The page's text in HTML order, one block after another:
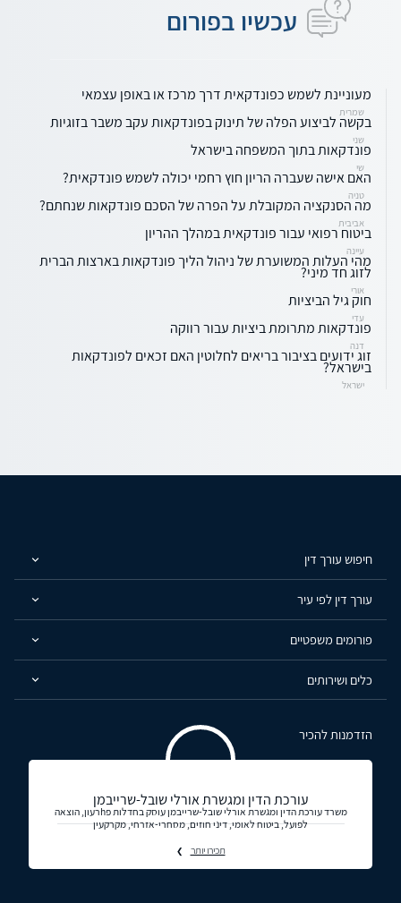
עכשיו בפורום
מעוניינת לשמש כפונדקאית דרך מרכז או באופן עצמאי
שמרית
בקשה לביצוע הפלה של תינוק בפונדקאות עקב משבר בזוגיות
שני
פונדקאות בתוך המשפחה בישראל
שי
האם אישה שעברה הריון חוץ רחמי יכולה לשמש פונדקאית?
טניה
מה הסנקציה המקובלת על הפרה של הסכם פונדקאות שנחתם?
אביבית
ביטוח רפואי עבור פונדקאית במהלך ההריון
עיינה
מהי העלות המשוערת של ניהול הליך פונדקאות בארצות הברית
לזוג חד מיני?
אורי
חוק גיל הביציות
עדי
פונדקאות מתרומת ביציות עבור רווקה
דנה
זוג ידועים בציבור בריאים לחלוטין האם זכאים לפונדקאות
בישראל?
ישראל
חיפוש עורך דין
עורך דין לפי עיר
פורומים משפטיים
כלים ושירותים
הזדמנות להכיר
עורכת הדין ומגשרת אורלי שובל-שרייבמן
משרד עורכת הדין ומגשרת אורלי שובל-שרייבמן עוסק בחדלות פhרעון, הוצאה
לפועל, ביטוח לאומי, דיני חוזים, מסחרי-אזרחי, מקרקעין
תכירו יותר